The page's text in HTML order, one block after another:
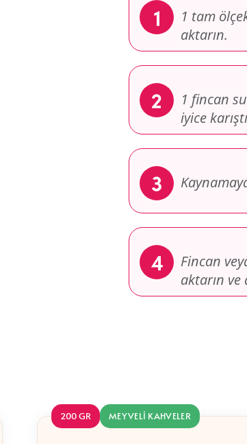
1 tam
aktarın.
1 fincan
iyice
Fincan
aktarın
200 GR MEYVELI KAHVELER